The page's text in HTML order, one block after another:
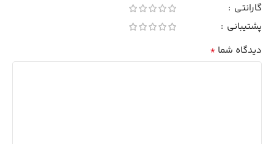
گارانتی
پشتیبانی
دیدگاه شما *